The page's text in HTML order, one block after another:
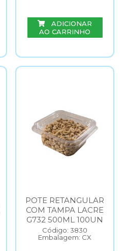
ADICIONAR
AO CARRINHO
POTE RETANGULAR
COM TAMPA LACRE
G732 500ML 100UN
Código: 3830
Embalagem: CX